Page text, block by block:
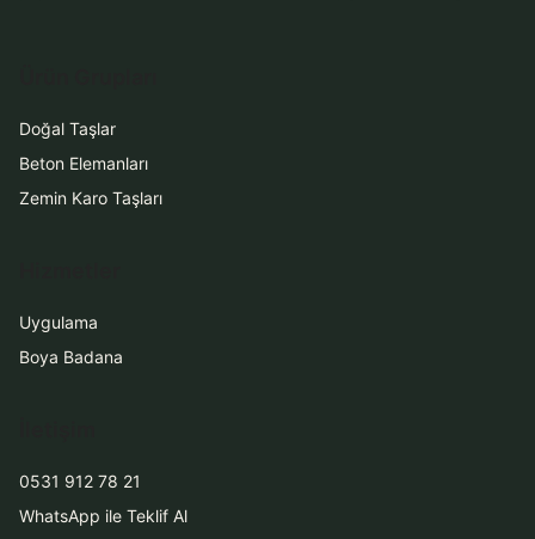
Doğal Taşlar
Beton Elemanları
Zemin Karo Taşları
Uygulama
Boya Badana
0531 912 78 21
WhatsApp ile Teklif Al